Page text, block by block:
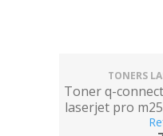
TONERS
Toner q-
laserjet pro